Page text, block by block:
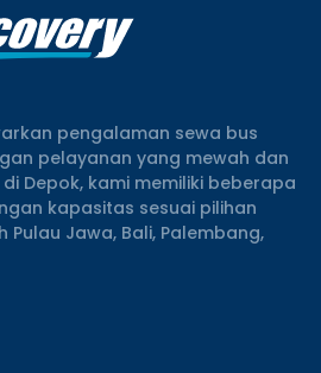
pengalaman sewa bus
pelayanan yang mewah dan
Depok, kami memiliki beberapa
kapasitas sesuai pilihan
Pulau Jawa, Bali, Palembang,